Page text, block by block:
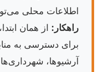
اطلاعات محلی
راهکار: از همان
برای دسترسی به
آرشیوها،